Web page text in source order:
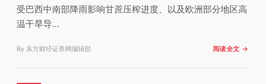
受巴西中南部降雨影响甘蔗压榨进度、以及欧洲部分地区高
温干旱导...
By 东方财经证券网编辑部 阅读全文 →